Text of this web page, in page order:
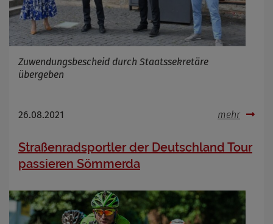
Zuwendungsbescheid durch Staatssekretäre
übergeben
26.08.2021 mehr
Straßenradsportler der Deutschland Tour
passieren Sömmerda